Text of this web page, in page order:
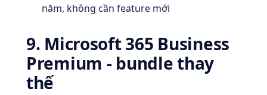
năm, không cần feature mới
9. Microsoft 365 Business
Premium - bundle thay
thế